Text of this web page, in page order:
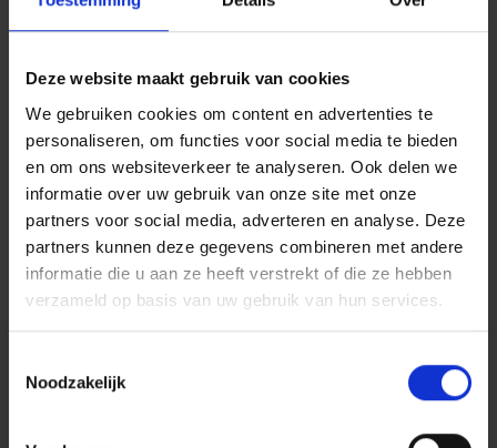
Deze website maakt gebruik van cookies
We gebruiken cookies om content en advertenties te
personaliseren, om functies voor social media te bieden
en om ons websiteverkeer te analyseren. Ook delen we
informatie over uw gebruik van onze site met onze
partners voor social media, adverteren en analyse. Deze
partners kunnen deze gegevens combineren met andere
informatie die u aan ze heeft verstrekt of die ze hebben
verzameld op basis van uw gebruik van hun services.
Noodzakelijk
benutten van je sterke kanten. Je onderzoekt welke
vaardigheden je al in huis hebt om je problemen aan
te pakken. Oplossingsgerichte therapie is kortdurend
en resultaatgericht.